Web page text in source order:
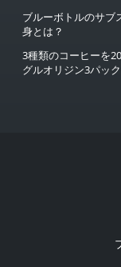
ブルーボトルのサブ
身とは？
3種類のコーヒーを
グルオリジン3パッ